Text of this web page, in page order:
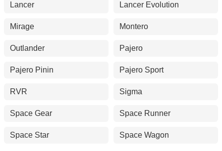
Lancer Lancer Evolution
Mirage Montero
Outlander Pajero
Pajero Pinin Pajero Sport
RVR Sigma
Space Gear Space Runner
Space Star Space Wagon